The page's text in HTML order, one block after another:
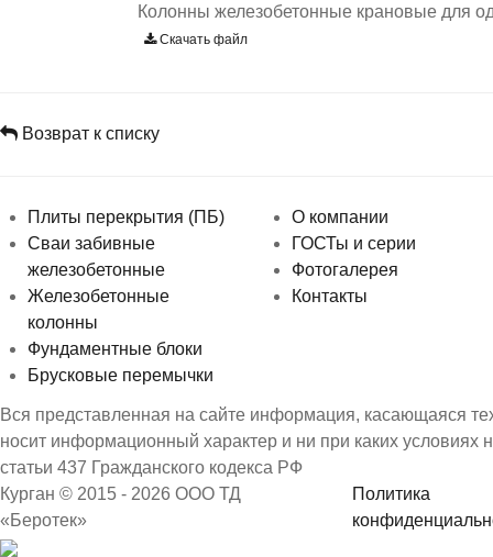
Колонны железобетонные крановые для
Скачать файл
Возврат к списку
Плиты перекрытия (ПБ)
Сваи забивные
железобетонные
Железобетонные
колонны
Фундаментные блоки
Брусковые перемычки
О компании
ГОСТы и серии
Фотогалерея
Контакты
Вся представленная на сайте информация, касающаяся
носит информационный характер и ни при каких
статьи 437 Гражданского кодекса РФ
Курган © 2015 - 2026 ООО ТД
«Беротек»
Политика